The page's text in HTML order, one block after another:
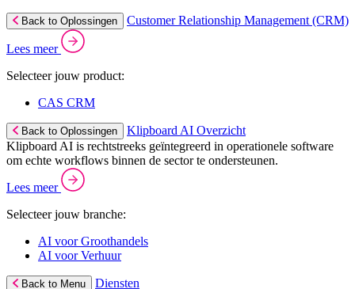
Back to Oplossingen Customer Relationship Management (CRM)
Lees meer
Selecteer jouw product:
CAS CRM
Back to Oplossingen
Klipboard AI Overzicht
Klipboard AI is rechtstreeks geïntegreerd in operationele software
om echte workflows binnen de sector te ondersteunen.
Lees meer
Selecteer jouw branche:
AI voor Groothandels
AI voor Verhuur
Back to Menu Diensten